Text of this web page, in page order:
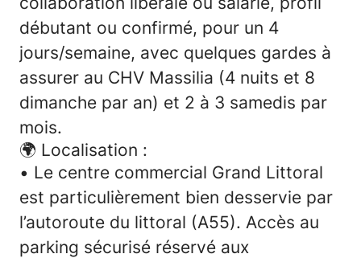
débutant ou confirmé, pour un 4
jours/semaine, avec quelques gardes à
assurer au CHV Massilia (4 nuits et 8
dimanche par an) et 2 à 3 samedis par
mois.
🌍 Localisation :
• Le centre commercial Grand Littoral
est particulièrement bien desservie par
l’autoroute du littoral (A55). Accès au
parking sécurisé réservé aux